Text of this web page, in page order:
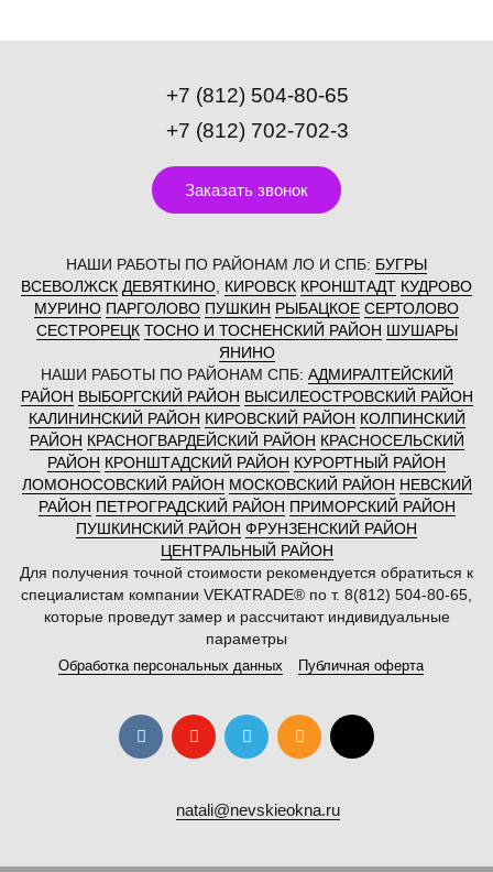
+7 (812) 504-80-65
+7 (812) 702-702-3
Заказать звонок
НАШИ РАБОТЫ ПО РАЙОНАМ ЛО И СПБ: БУГРЫ
ВСЕВОЛЖСК ДЕВЯТКИНО КИРОВСК КРОНШТАДТ КУДРОВО
МУРИНО ПАРГОЛОВО ПУШКИН РЫБАЦКОЕ СЕРТОЛОВО
СЕСТРОРЕЦК ТОСНО И ТОСНЕНСКИЙ РАЙОН ШУШАРЫ
ЯНИНО
НАШИ РАБОТЫ ПО РАЙОНАМ СПБ: АДМИРАЛТЕЙСКИЙ
РАЙОН ВЫБОРГСКИЙ РАЙОН ВЫСИЛЕОСТРОВСКИЙ РАЙОН
КАЛИНИНСКИЙ РАЙОН КИРОВСКИЙ РАЙОН КОЛПИНСКИЙ
РАЙОН КРАСНОГВАРДЕЙСКИЙ РАЙОН КРАСНОСЕЛЬСКИЙ
РАЙОН КРОНШТАДСКИЙ РАЙОН КУРОРТНЫЙ РАЙОН
ЛОМОНОСОВСКИЙ РАЙОН МОСКОВСКИЙ РАЙОН НЕВСКИЙ
РАЙОН ПЕТРОГРАДСКИЙ РАЙОН ПРИМОРСКИЙ РАЙОН
ПУШКИНСКИЙ РАЙОН ФРУНЗЕНСКИЙ РАЙОН
ЦЕНТРАЛЬНЫЙ РАЙОН
Для получения точной стоимости рекомендуется обратиться к
специалистам компании VEKATRADE® по т. 8(812) 504-80-65,
которые проведут замер и рассчитают индивидуальные
параметры
Обработка персональных данных Публичная оферта
natali@nevskieokna.ru